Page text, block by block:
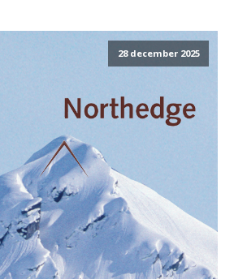
28 december 2025